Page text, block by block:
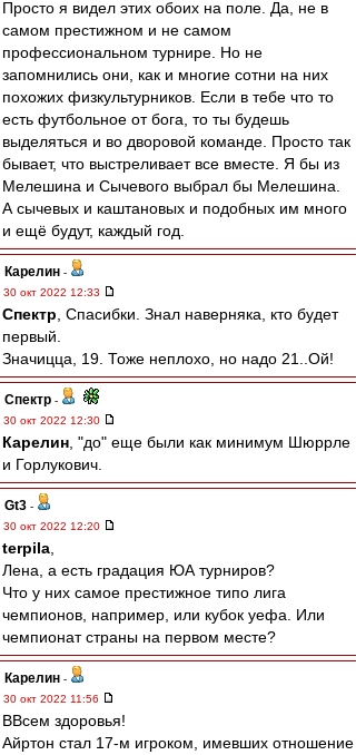
Просто я видел этих обоих на поле. Да, не в
самом престижном и не самом
профессиональном турнире. Но не
запомнились они, как и многие сотни на них
похожих физкультурников. Если в тебе что то
есть футбольное от бога, то ты будешь
выделяться и во дворовой команде. Просто так
бывает, что выстреливает все вместе. Я бы из
Мелешина и Сычевого выбрал бы Мелешина.
А сычевых и каштановых и подобных им много
и ещё будут, каждый год.
Карелин -
30 окт 2022 12:33
Спектр , Спасибки. Знал наверняка, кто будет
первый.
Значицца, 19. Тоже неплохо, но надо 21..Ой!
Спектр -
30 окт 2022 12:30
Карелин , "до" еще были как минимум Шюррле
и Горлукович.
Gt3 -
30 окт 2022 12:20
terpila
Лена, а есть градация ЮА турниров?
Что у них самое престижное типо лига
чемпионов, например, или кубок уефа. Или
чемпионат страны на первом месте?
Карелин -
30 окт 2022 11:56
ВВсем здоровья!
Айртон стал 17-м игроком, имевших отношение